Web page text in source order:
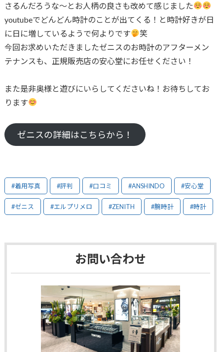
さるんだろうな〜とお人柄の良さも改めて感じました
youtubeでどんどん時計のことが出てくる！と時計好きが日
に日に増しているようで何よりです
笑
今回お求めいただきましたゼニスのお時計のアフターメン
テナンスも、正規販売店の安心堂にお任せください！
また是非奥様と遊びにいらしてくださいね！お待ちしてお
ります
ゼニスの詳細はこちらから！
#着用写真 #評判 #口コミ #ANSHINDO #安心堂
#ゼニス #エルプリメロ #ZENITH #腕時計 #時計
お問い合わせ